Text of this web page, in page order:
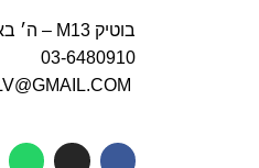
בוטיק M13 – ה׳ באייר 46, ת״א.
03-6480910